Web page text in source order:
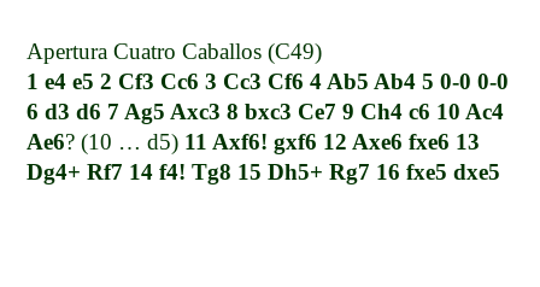
Apertura Cuatro Caballos (C49)
1 e4 e5 2 Cf3 Cc6 3 Cc3 Cf6 4 Ab5 Ab4 5 0-0 0-0
6 d3 d6 7 Ag5 Axc3 8 bxc3 Ce7 9 Ch4 c6 10 Ac4
Ae6? (10 … d5) 11 Axf6! gxf6 12 Axe6 fxe6 13
Dg4+ Rf7 14 f4! Tg8 15 Dh5+ Rg7 16 fxe5 dxe5